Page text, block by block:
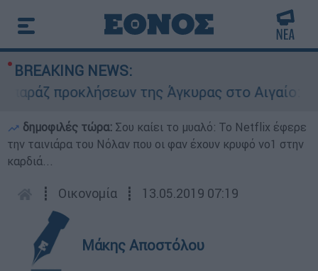
BREAKING NEWS:
προκλήσεων της Άγκυρας στο Αιγαίο:
δημοφιλές τώρα: Σου καίει το μυαλό: Το Netflix έφερε
την ταινιάρα του Νόλαν που οι φαν έχουν κρυφό νο1 στην
καρδιά...
┋ Οικονομία ┋ 13.05.2019 07:19
Μάκης Αποστόλου